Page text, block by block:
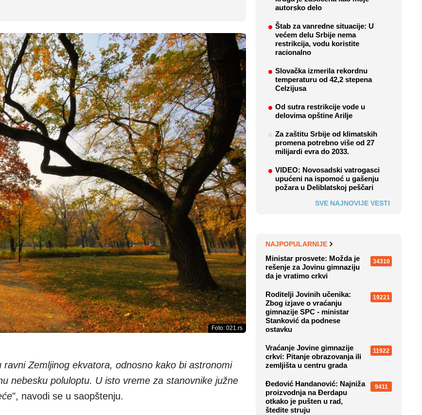
Foto: 021.rs
Zemljinog ekvatora, odnosno kako bi astronomi
nebesku poluloptu. U isto vreme za stanovnike južne
", navodi se u saopštenju.
autorsko delo
Štab za vanredne situacije: U
većem delu Srbije nema
restrikcija, vodu koristite
racionalno
Slovačka izmerila rekordnu
temperaturu od 42,2 stepena
Celzijusa
Od sutra restrikcije vode u
delovima opštine Arilje
Za zaštitu Srbije od klimatskih
promena potrebno više od 27
milijardi evra do 2033.
VIDEO: Novosadski vatrogasci
upućeni na ispomoć u gašenju
požara u Deliblatskoj peščari
SVE NAJNOVIJE VESTI
NAJPOPULARNIJE
Ministar prosvete: Možda je
rešenje za Jovinu gimnaziju
da je vratimo crkvi
34310
Roditelji Jovinih učenika:
Zbog izjave o vraćanju
gimnazije SPC - ministar
Stanković da podnese
ostavku
19221
Vraćanje Jovine gimnazije
crkvi: Pitanje obrazovanja ili
zemljišta u centru grada
11922
Đedović Handanović: Najniža
proizvodnja na Đerdapu
otkako je pušten u rad,
štedite struju
9411